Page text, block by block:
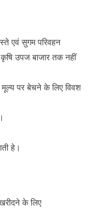
एवं सुगम परिवहन
उपज बाजार तक नहीं
पर बेचने के लिए विवश
हे।
के लिए